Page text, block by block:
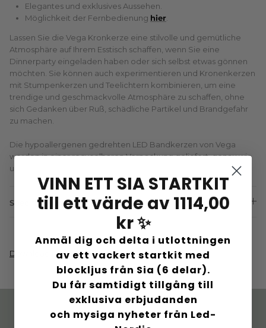
Elegantes und exklusives Aussehen.
Möglichkeit der Fernbedienung hier
Lassen Sie die Vega Kronkerze eine stilvolle und gemütliche
Atmosphäre auf Ihrem Esstisch schaffen, wenn Sie eine
Dinnerparty eingeladen haben oder sich selbst etwas gönnen
möchten. Sie können auch experimentieren und Kronenkerzen
mit Stumpenkerzen und Teelichtern kombinieren, um eine
trendige und geschmackvolle Atmosphäre zu schaffen, ohne
sich Gedanken über Ruß, schädliche Partikel und Brandgefahr
zu machen.
Die hypoallergenen gedrehten LED Bandkerzen von Vega
werden in einer recycelbaren Verpackung geliefert, genau wie
unser anderes Sortiment an LED Lampen und -Kerzen.
Specifications:
Download produktmanual
Dänisches Design. Mit
VINN ETT SIA STARTKIT
till ett värde av 1114,00
kr ✨
Anmäl dig och delta i utlottningen
av ett vackert startkit med
blockljus från Sia (6 delar).
Du får samtidigt tillgång till
exklusiva erbjudanden
och mysiga nyheter från Led-